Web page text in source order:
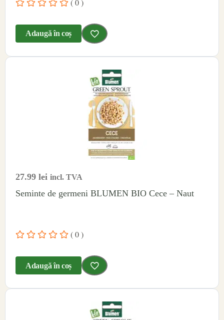
( 0 )
Adaugă în coș
27.99 lei incl. TVA
Seminte de germeni BLUMEN BIO Cece – Naut
( 0 )
Adaugă în coș